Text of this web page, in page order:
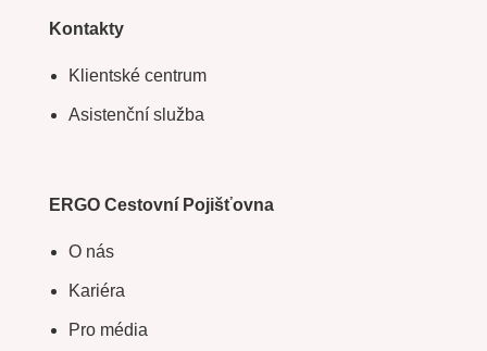
Kontakty
Klientské centrum
Asistenční služba
ERGO Cestovní Pojišťovna
O nás
Kariéra
Pro média